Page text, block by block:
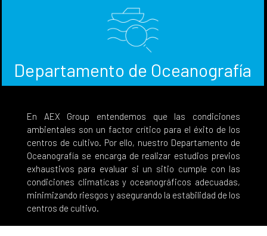
Departamento de Oceanografía
En AEX Group entendemos que las condiciones
ambientales son un factor crítico para el éxito de los
centros de cultivo. Por ello, nuestro Departamento de
Oceanografía se encarga de realizar estudios previos
exhaustivos para evaluar si un sitio cumple con las
condiciones climatícas y oceanográficos adecuadas,
minimizando riesgos y asegurando la estabilidad de los
centros de cultivo.